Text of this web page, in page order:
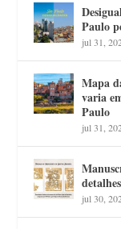
Paulo
jul 31,
Mapa
varia
Paulo
jul 31,
jul 30,